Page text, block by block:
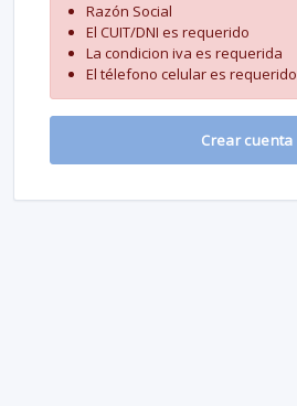
Razón Social
El CUIT/DNI es requerido
La condicion iva es requerida
El télefono celular es requerido
Crear cuenta